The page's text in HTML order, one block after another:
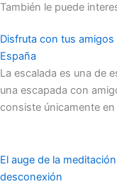
También le puede
Disfruta con tus
España
La escalada es una de
una escapada con
consiste únicamente
El auge de la
desconexión